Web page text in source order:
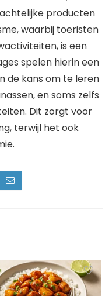
producten
waarbij toeristen
is een
spelen hierin een
de kans om te leren
en soms zelfs
Dit zorgt voor
terwijl het ook